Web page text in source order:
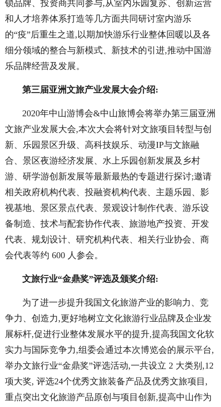
锁品牌、投资商共同参与,从室内乐园复苏、创新运营
和人才培养体系打造等几方面共同研讨室内游乐
的“疫”后重生之道,以期加快游乐行业整体回暖以及各
细分领域的整合与新模式、新技术的引进,推动中国游
乐品牌经营及发展。
第三届亚洲文旅产业发展大会介绍:
2020年中山游博会&中山旅博会将举办第三届亚洲
文旅产业发展大会,本次大会将针对文旅项目转型与创
新、乐园景区升级、高科技娱乐、动漫IP与文旅融
合、景区夜游经济发展、水上乐园创新发展及乡村
游、研学游创新发展等最新最热的专题进行探讨;邀请
相关政府机构代表、投融资机构代表、主题乐园、影
视基地、景区景点代表、景观设计制作代表、游乐设
备制造、技术与配套协作代表、旅游地产投资、开发
代表、规划设计、研究机构代表、相关行业协会、商
会代表等约 600 人参会。
文旅行业“金鼎奖”评选及颁奖介绍:
为了进一步提升我国文化旅游产业的影响力、竞
争力、创造力,更好地树立文化旅游行业品牌及企业发
展标杆,促进行业整体发展水平的提升,提高我国文化软
实力与国际竞争力,组委会通过本次博览会的展示平台,
举办文旅行业“金鼎奖”评选活动,一共设立 2 大类别,12
项大奖, 评选24个优秀文旅装备产品及优秀文旅项目,
重点突出文化旅游产品原创与项目创新,提高中山作为